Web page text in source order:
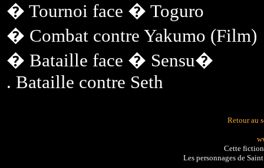
� Tournoi face � Toguro
� Combat contre Yakumo (Film)
� Bataille face � Sensu�
. Bataille contre Seth
Retour au
Cette fiction
Les personnages de